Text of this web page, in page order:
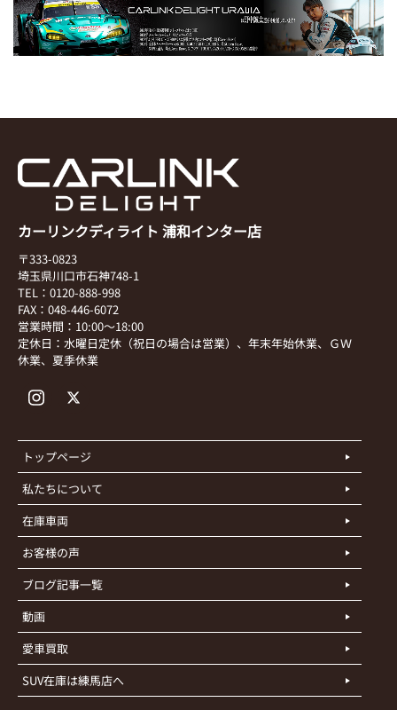
カーリンクディライト 浦和インター店
〒333-0823
埼玉県川口市石神748-1
TEL：0120-888-998
FAX：048-446-6072
営業時間：10:00～18:00
定休日：水曜日定休（祝日の場合は営業）、年末年始休業、ＧＷ
休業、夏季休業
トップページ
私たちについて
在庫車両
お客様の声
ブログ記事一覧
動画
愛車買取
SUV在庫は練馬店へ